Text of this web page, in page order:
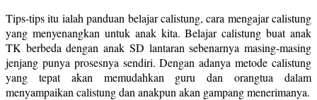
Tips-tips itu ialah panduan belajar calistung, cara mengajar calistung
yang menyenangkan untuk anak kita. Belajar calistung buat anak
TK berbeda dengan anak SD lantaran sebenarnya masing-masing
jenjang punya prosesnya sendiri. Dengan adanya metode calistung
yang tepat akan memudahkan guru dan orangtua dalam
menyampaikan calistung dan anakpun akan gampang menerimanya.